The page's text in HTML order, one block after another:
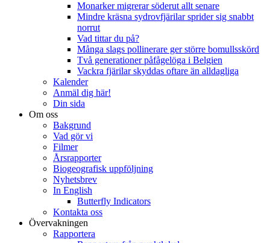
Monarker migrerar söderut allt senare
Mindre kräsna sydrovfjärilar sprider sig snabbt
norrut
Vad tittar du på?
Många slags pollinerare ger större bomullsskörd
Två generationer påfågelöga i Belgien
Vackra fjärilar skyddas oftare än alldagliga
Kalender
Anmäl dig här!
Din sida
Om oss
Bakgrund
Vad gör vi
Filmer
Årsrapporter
Biogeografisk uppföljning
Nyhetsbrev
In English
Butterfly Indicators
Kontakta oss
Övervakningen
Rapportera